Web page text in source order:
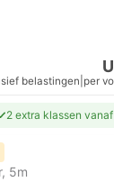
belastingen per
2 extra klassen
5m